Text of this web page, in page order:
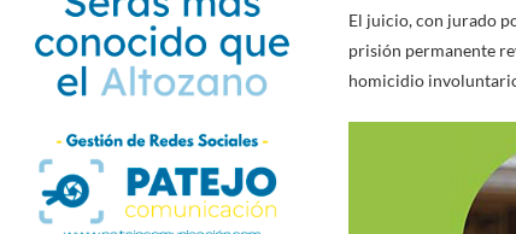
El juicio, con jurado
prisión permanente
homicidio